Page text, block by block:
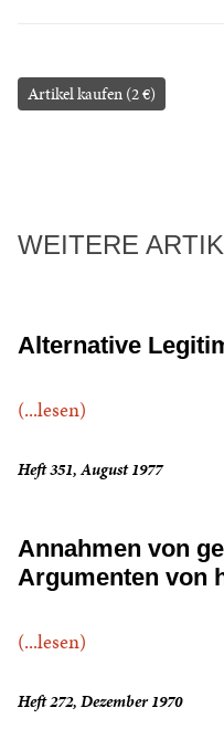
Artikel kaufen (2 €)
WEITERE
Alternative
(...lesen)
Heft 351, August 1977
Annahmen von
Argumenten von
(...lesen)
Heft 272, Dezember 1970